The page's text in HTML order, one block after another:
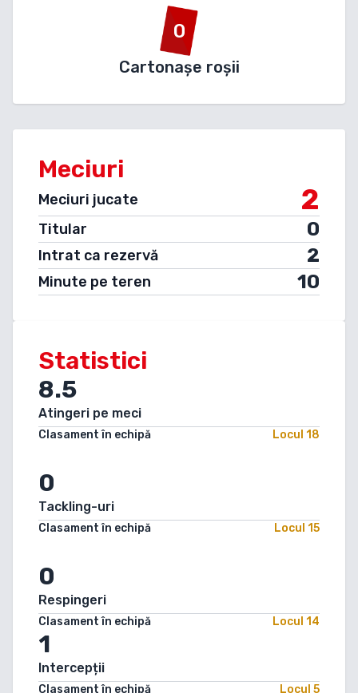
0
Cartonașe roșii
Meciuri
Meciuri jucate 2
Titular 0
Intrat ca rezervă 2
Minute pe teren 10
Statistici
8.5
Atingeri pe meci
Clasament în echipă Locul 18
0
Tackling-uri
Clasament în echipă Locul 15
0
Respingeri
Clasament în echipă Locul 14
1
Intercepții
Clasament în echipă Locul 5